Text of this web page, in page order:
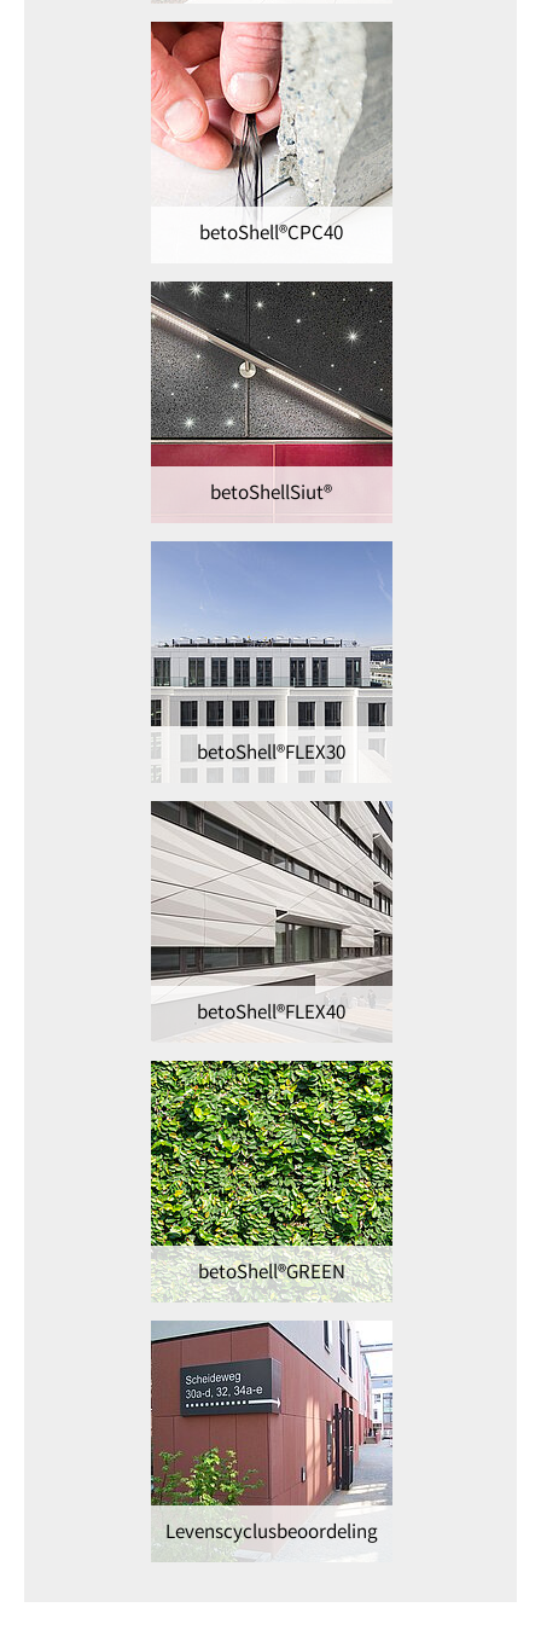
betoShell®CPC40
betoShellSiut®
betoShell®FLEX30
betoShell®FLEX40
betoShell®GREEN
Levenscyclusbeoordeling